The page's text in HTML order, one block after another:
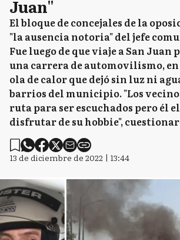
Juan"
El bloque de concejales de la
"la ausencia notoria" del jefe
Fue luego de que viaje a San
una carrera de automovilismo,
ola de calor que dejó sin luz ni
barrios del municipio. "Los
ruta para ser escuchados pero él
disfrutar de su hobbie",
13 de diciembre de 2022 | 13:44